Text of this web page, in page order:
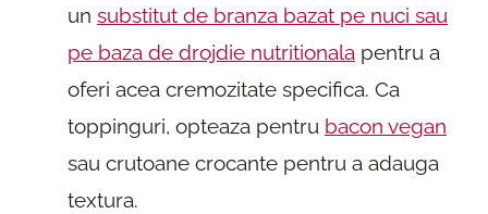
un substitut de branza bazat pe nuci sau
pe baza de drojdie nutritionala pentru a
oferi acea cremozitate specifica. Ca
toppinguri, opteaza pentru bacon vegan
sau crutoane crocante pentru a adauga
textura.